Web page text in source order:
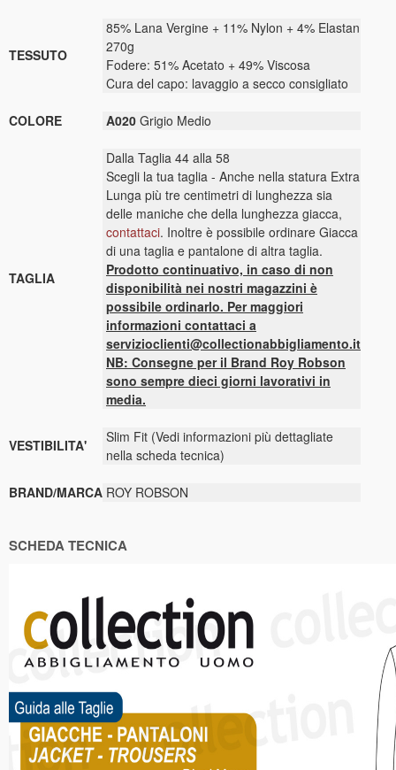
TESSUTO
85% Lana Vergine + 11% Nylon + 4% Elastan
270g
Fodere: 51% Acetato + 49% Viscosa
Cura del capo: lavaggio a secco consigliato
COLORE A020 Grigio Medio
TAGLIA
Dalla Taglia 44 alla 58
Scegli la tua taglia - Anche nella statura Extra
Lunga più tre centimetri di lunghezza sia
delle maniche che della lunghezza giacca,
contattaci. Inoltre è possibile ordinare Giacca
di una taglia e pantalone di altra taglia.
Prodotto continuativo, in caso di non
disponibilità nei nostri magazzini è
possibile ordinarlo. Per maggiori
informazioni contattaci a
servizioclienti@collectionabbigliamento.it
NB: Consegne per il Brand Roy Robson
sono sempre dieci giorni lavorativi in
media.
VESTIBILITA'
Slim Fit (Vedi informazioni più dettagliate
nella scheda tecnica)
BRAND/MARCA ROY ROBSON
SCHEDA TECNICA